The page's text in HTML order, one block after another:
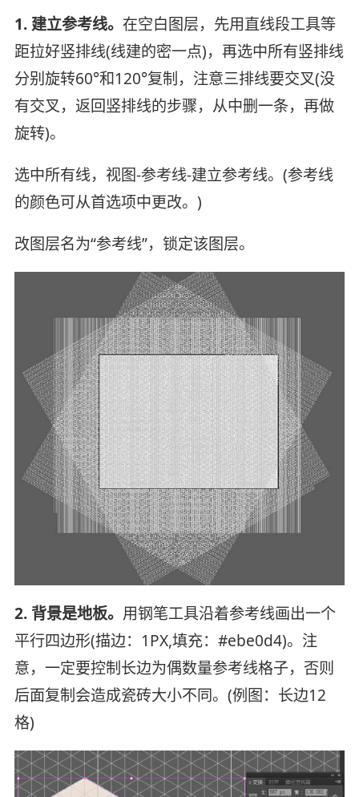
1. 建立参考线。 在空白图层，先用直线段工具等
距拉好竖排线(线建的密一点)，再选中所有竖排线
分别旋转60°和120°复制，注意三排线要交叉(没
有交叉，返回竖排线的步骤，从中删一条，再做
旋转)。
选中所有线，视图-参考线-建立参考线。(参考线
的颜色可从首选项中更改。)
改图层名为“参考线”，锁定该图层。
2. 背景是地板。 用钢笔工具沿着参考线画出一个
平行四边形(描边：1PX,填充：#ebe0d4)。注
意，一定要控制长边为偶数量参考线格子，否则
后面复制会造成瓷砖大小不同。(例图：长边12
格)